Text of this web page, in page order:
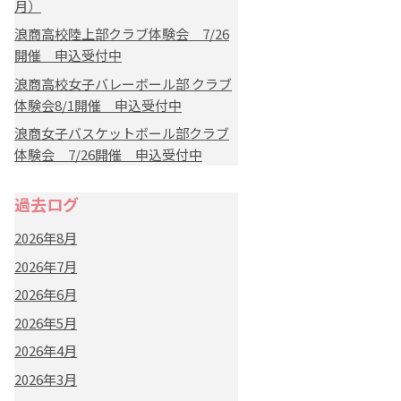
月）
浪商高校陸上部クラブ体験会 7/26
開催 申込受付中
浪商高校女子バレーボール部 クラブ
体験会8/1開催 申込受付中
浪商女子バスケットボール部クラブ
体験会 7/26開催 申込受付中
過去ログ
2026年8月
2026年7月
2026年6月
2026年5月
2026年4月
2026年3月